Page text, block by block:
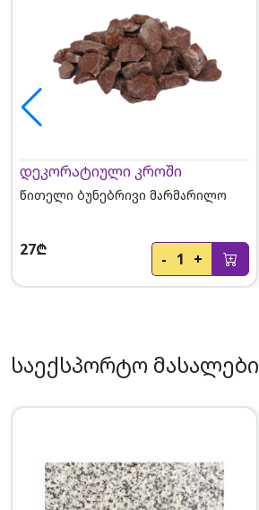
დეკორატიული კროში
წითელი ბუნებრივი მარმარილო
27₾ - 1 +
საექსპორტო მასალები